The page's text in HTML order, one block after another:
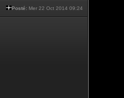
Posté: Mer 22 Oct 2014 09:24